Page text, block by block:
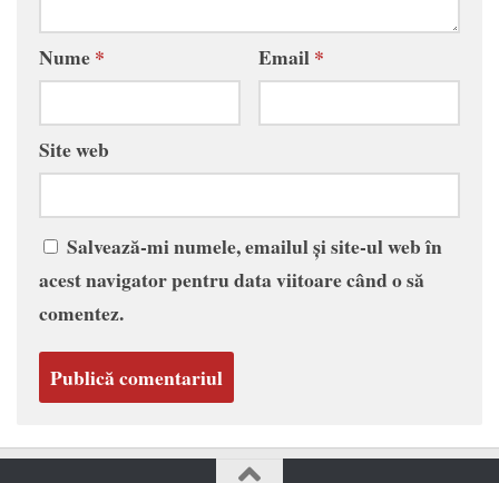
Nume* Email*
Site web
Salvează-mi numele, emailul și site-ul web în
acest navigator pentru data viitoare când o să
comentez.